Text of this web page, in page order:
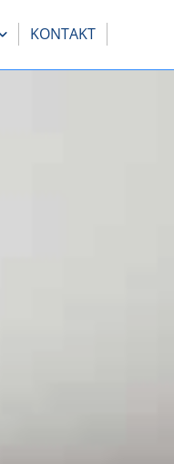
KONTAKT